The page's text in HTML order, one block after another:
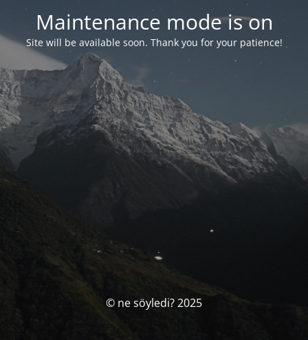
Maintenance mode is on
Site will be available soon. Thank you for your patience!
© ne söyledi? 2025